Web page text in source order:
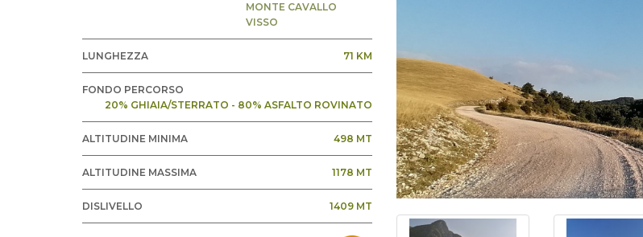
MONTE CAVALLO
VISSO
LUNGHEZZA 71 KM
FONDO PERCORSO
20% GHIAIA/STERRATO - 80% ASFALTO ROVINATO
ALTITUDINE MINIMA 498 MT
ALTITUDINE MASSIMA 1178 MT
DISLIVELLO 1409 MT